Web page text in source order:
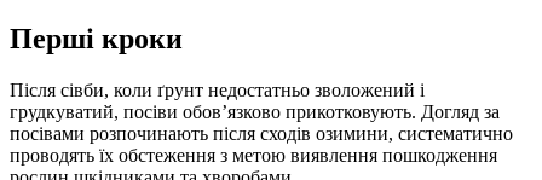
Перші кроки
Після сівби, коли ґрунт недостатньо зволожений і
грудкуватий, посіви обов’язково прикотковують. Догляд за
посівами розпочинають після сходів озимини, систематично
проводять їх обстеження з метою виявлення пошкодження